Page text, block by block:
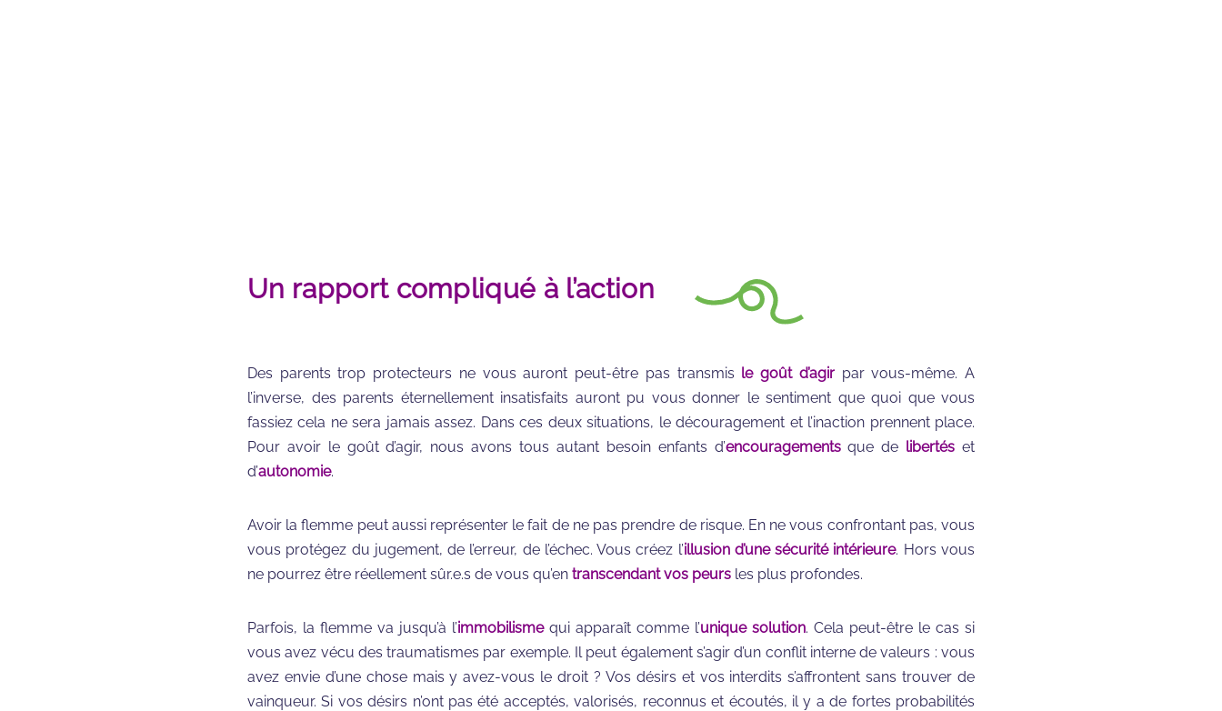
Un rapport compliqué à l’action
Des parents trop protecteurs ne vous auront peut-être pas transmis le goût d’agirpar vous-même. A
l’inverse, des parents éternellement insatisfaits auront pu vous donner le sentiment que quoi que vous
fassiez cela ne sera jamais assez. Dans ces deux situations, le découragement et l’inaction prennent place.
Pour avoir le goût d’agir, nous avons tous autant besoin enfants d’encouragementsque de libertés et
d’autonomie.
Avoir la flemme peut aussi représenter le fait de ne pas prendre de risque. En ne vous confrontant pas, vous
vous protégez du jugement, de l’erreur, de l’échec. Vous créez l’illusion d’une sécurité intérieure. Hors vous
ne pourrez être réellement sûr.e.s de vous qu’en transcendant vos peurs les plus profondes.
Parfois, la flemme va jusqu’à l’immobilismequi apparaît comme l’unique solution. Cela peut-être le cas si
vous avez vécu des traumatismes par exemple. Il peut également s’agir d’un conflit interne de valeurs : vous
avez envie d’une chose mais y avez-vous le droit ? Vos désirs et vos interdits s’affrontent sans trouver de
vainqueur. Si vos désirs n’ont pas été acceptés, valorisés, reconnus et écoutés, il y a de fortes probabilités